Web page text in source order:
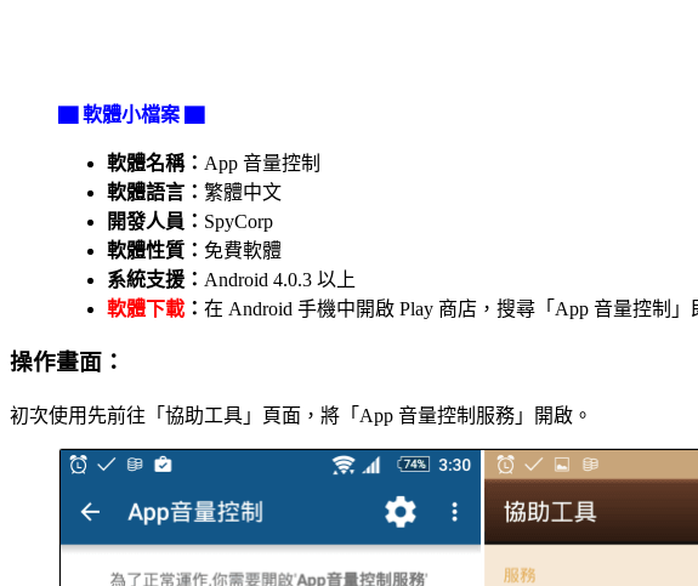
▇ 軟體小檔案 ▇
軟體名稱： App 音量控制
軟體語言： 繁體中文
開發人員： SpyCorp
軟體性質： 免費軟體
系統支援： Android 4.0.3 以上
軟體下載 ： 在 Android 手機中開啟 Play 商店，搜尋「App 音量控制」
操作畫面：
初次使用先前往「協助工具」頁面，將「App 音量控制服務」開啟。